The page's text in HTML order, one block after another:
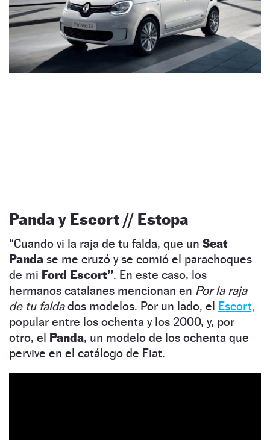
Panda y Escort // Estopa
“Cuando vi la raja de tu falda, que un Seat
Panda se me cruzó y se comió el parachoques
de mi Ford Escort”. En este caso, los
hermanos catalanes mencionan en Por la raja
de tu faldados modelos. Por un lado, el Escort,
popular entre los ochenta y los 2000, y, por
otro, el Panda, un modelo de los ochenta que
pervive en el catálogo de Fiat.